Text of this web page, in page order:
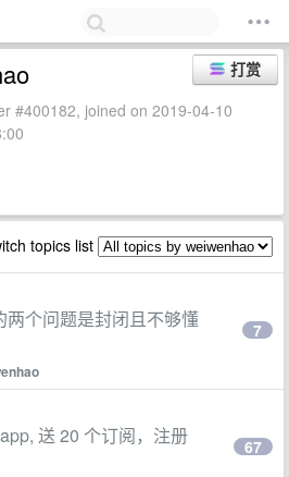
打赏
#400182, joined on 2019-04-10
topics list
个问题是封闭且不够懂
7
送 20 个订阅，注册
67